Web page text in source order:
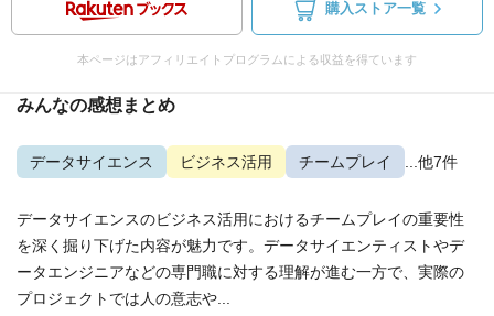
購入ストア一覧
本ページはアフィリエイトプログラムによる収益を得ています
みんなの感想まとめ
データサイエンス ビジネス活用 チームプレイ ...他7件
データサイエンスのビジネス活用におけるチームプレイの重要性
を深く掘り下げた内容が魅力です。データサイエンティストやデ
ータエンジニアなどの専門職に対する理解が進む一方で、実際の
プロジェクトでは人の意志や...